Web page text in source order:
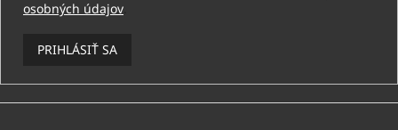
osobných údajov
PRIHLÁSIŤ SA
Z